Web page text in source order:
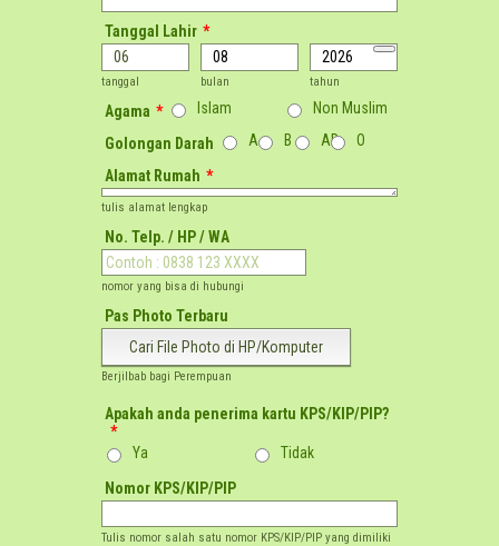
Tanggal Lahir *
tanggal bulan tahun
Agama * Islam
Non Muslim
Golongan Darah
A B AB
O
Alamat Rumah *
tulis alamat lengkap
No. Telp. / HP / WA
nomor yang bisa di hubungi
Pas Photo Terbaru
Cari File Photo di HP/Komputer
Berjilbab bagi Perempuan
Apakah anda penerima kartu KPS/KIP/PIP?
*
Ya
Tidak
Nomor KPS/KIP/PIP
Tulis nomor salah satu nomor KPS/KIP/PIP yang dimiliki